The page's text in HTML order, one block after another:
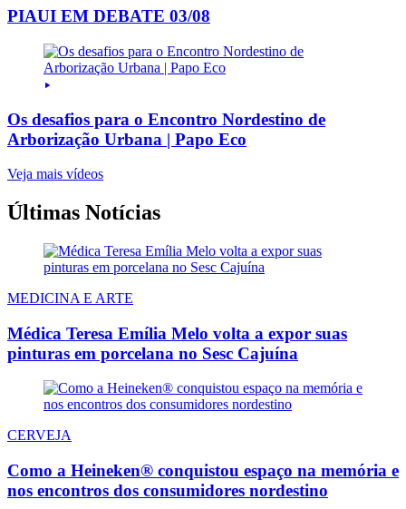
PIAUI EM DEBATE 03/08
Os desafios para o Encontro Nordestino de
Arborização Urbana | Papo Eco
Veja mais vídeos
Últimas Notícias
MEDICINA E ARTE
Médica Teresa Emília Melo volta a expor suas
pinturas em porcelana no Sesc Cajuína
CERVEJA
Como a Heineken® conquistou espaço na memória e
nos encontros dos consumidores nordestino